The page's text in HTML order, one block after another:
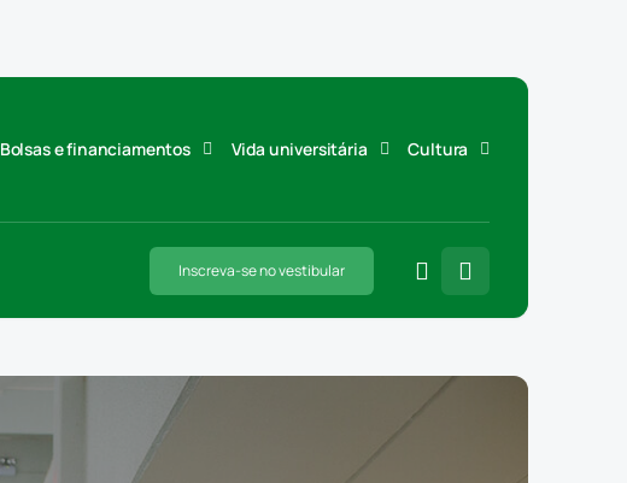
Bolsas e financiamentos Vida universitária Cultura
Inscreva-se no vestibular